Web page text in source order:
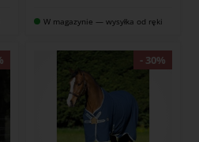
W magazynie — wysyłka od ręki